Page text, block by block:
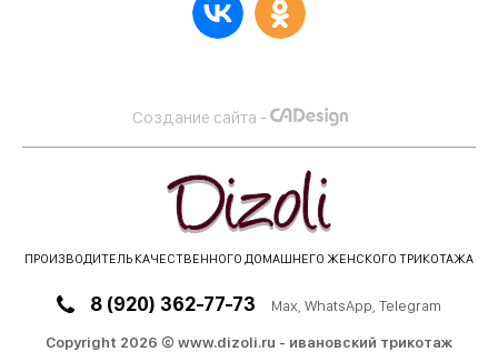
ПРОИЗВОДИТЕЛЬ КАЧЕСТВЕННОГО ДОМАШНЕГО ЖЕНСКОГО ТРИКОТАЖА
8 (920) 362-77-73 Max , WhatsApp, Telegram
Copyright 2026 © www.dizoli.ru - ивановский трикотаж
Создание сайта -